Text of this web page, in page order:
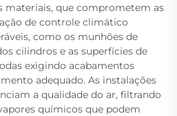
materiais, que comprometem as
de controle climático
como os munhões de
cilindros e as superfícies de
exigindo acabamentos
adequado. As instalações
a qualidade do ar, filtrando
químicos que podem